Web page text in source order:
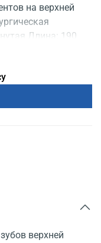
на верхней
Длина: 190
верхней